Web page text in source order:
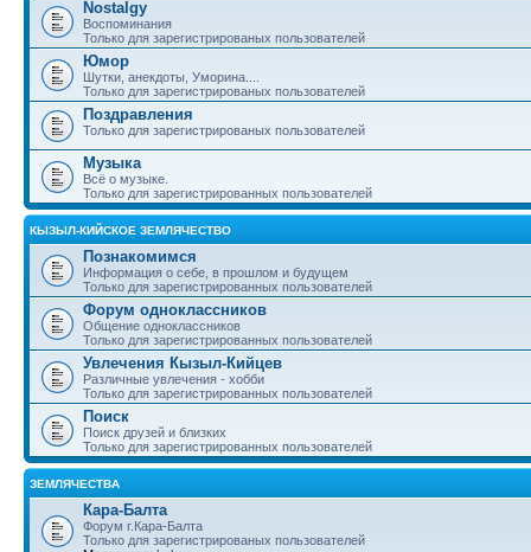
Nostalgy
Воспоминания
Только для зарегистрированых пользователей
Юмор
Шутки, анекдоты, Уморина....
Только для зарегистрированых пользователей
Поздравления
Только для зарегистрированых пользователей
Музыка
Всё о музыке.
Только для зарегистрированных пользователей
КЫЗЫЛ-КИЙСКОЕ ЗЕМЛЯЧЕСТВО
Познакомимся
Информация о себе, в прошлом и будущем
Только для зарегистрированных пользователей
Форум одноклассников
Общение одноклассников
Только для зарегистрированных пользователей
Увлечения Кызыл-Кийцев
Различные увлечения - хобби
Только для зарегистрированных пользователей
Поиск
Поиск друзей и близких
Только для зарегистрированных пользователей
ЗЕМЛЯЧЕСТВА
Кара-Балта
Форум г.Кара-Балта
Только для зарегистрированых пользователей